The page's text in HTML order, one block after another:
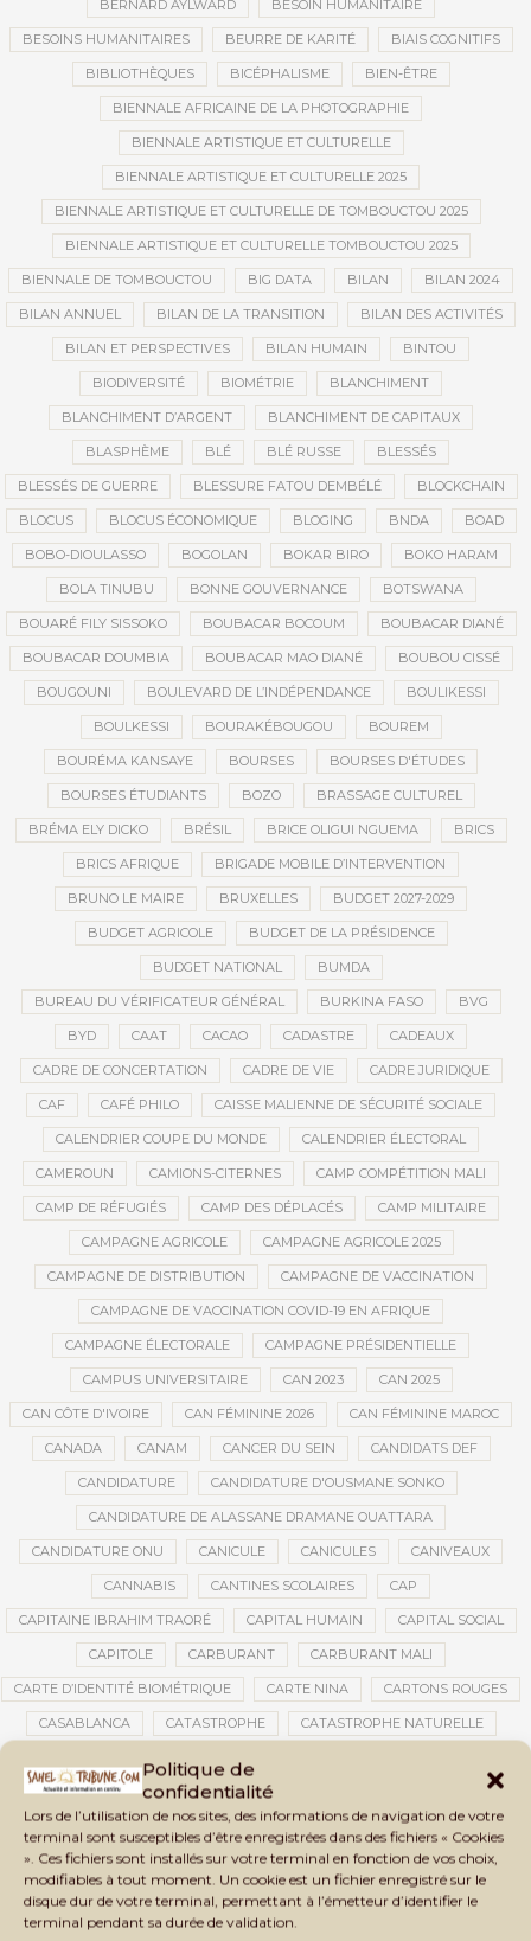
Politique de
confidentialité
Lors de l’utilisation de nos sites, des informations de navigation de votre
terminal sont susceptibles d’être enregistrées dans des fichiers « Cookies
». Ces fichiers sont installés sur votre terminal en fonction de vos choix,
modifiables à tout moment. Un cookie est un fichier enregistré sur le
disque dur de votre terminal, permettant à l’émetteur d’identifier le
terminal pendant sa durée de validation.
BERNARD AYLWARD BESOIN HUMANITAIRE
BESOINS HUMANITAIRES BEURRE DE KARITÉ BIAIS COGNITIFS
BIBLIOTHÈQUES BICÉPHALISME BIEN-ÊTRE
BIENNALE AFRICAINE DE LA PHOTOGRAPHIE
BIENNALE ARTISTIQUE ET CULTURELLE
BIENNALE ARTISTIQUE ET CULTURELLE 2025
BIENNALE ARTISTIQUE ET CULTURELLE DE TOMBOUCTOU 2025
BIENNALE ARTISTIQUE ET CULTURELLE TOMBOUCTOU 2025
BIENNALE DE TOMBOUCTOU BIG DATA BILAN BILAN 2024
BILAN ANNUEL BILAN DE LA TRANSITION BILAN DES ACTIVITÉS
BILAN ET PERSPECTIVES BILAN HUMAIN BINTOU
BIODIVERSITÉ BIOMÉTRIE BLANCHIMENT
BLANCHIMENT D’ARGENT BLANCHIMENT DE CAPITAUX
BLASPHÈME BLÉ BLÉ RUSSE BLESSÉS
BLESSÉS DE GUERRE BLESSURE FATOU DEMBÉLÉ BLOCKCHAIN
BLOCUS BLOCUS ÉCONOMIQUE BLOGING BNDA BOAD
BOBO-DIOULASSO BOGOLAN BOKAR BIRO BOKO HARAM
BOLA TINUBU BONNE GOUVERNANCE BOTSWANA
BOUARÉ FILY SISSOKO BOUBACAR BOCOUM BOUBACAR DIANÉ
BOUBACAR DOUMBIA BOUBACAR MAO DIANÉ BOUBOU CISSÉ
BOUGOUNI BOULEVARD DE L’INDÉPENDANCE BOULIKESSI
BOULKESSI BOURAKÉBOUGOU BOUREM
BOURÉMA KANSAYE BOURSES BOURSES D'ÉTUDES
BOURSES ÉTUDIANTS BOZO BRASSAGE CULTUREL
BRÉMA ELY DICKO BRÉSIL BRICE OLIGUI NGUEMA BRICS
BRICS AFRIQUE BRIGADE MOBILE D’INTERVENTION
BRUNO LE MAIRE BRUXELLES BUDGET 2027-2029
BUDGET AGRICOLE BUDGET DE LA PRÉSIDENCE
BUDGET NATIONAL BUMDA
BUREAU DU VÉRIFICATEUR GÉNÉRAL BURKINA FASO BVG
BYD CAAT CACAO CADASTRE CADEAUX
CADRE DE CONCERTATION CADRE DE VIE CADRE JURIDIQUE
CAF CAFÉ PHILO CAISSE MALIENNE DE SÉCURITÉ SOCIALE
CALENDRIER COUPE DU MONDE CALENDRIER ÉLECTORAL
CAMEROUN CAMIONS-CITERNES CAMP COMPÉTITION MALI
CAMP DE RÉFUGIÉS CAMP DES DÉPLACÉS CAMP MILITAIRE
CAMPAGNE AGRICOLE CAMPAGNE AGRICOLE 2025
CAMPAGNE DE DISTRIBUTION CAMPAGNE DE VACCINATION
CAMPAGNE DE VACCINATION COVID-19 EN AFRIQUE
CAMPAGNE ÉLECTORALE CAMPAGNE PRÉSIDENTIELLE
CAMPUS UNIVERSITAIRE CAN 2023 CAN 2025
CAN CÔTE D'IVOIRE CAN FÉMININE 2026 CAN FÉMININE MAROC
CANADA CANAM CANCER DU SEIN CANDIDATS DEF
CANDIDATURE CANDIDATURE D'OUSMANE SONKO
CANDIDATURE DE ALASSANE DRAMANE OUATTARA
CANDIDATURE ONU CANICULE CANICULES CANIVEAUX
CANNABIS CANTINES SCOLAIRES CAP
CAPITAINE IBRAHIM TRAORÉ CAPITAL HUMAIN CAPITAL SOCIAL
CAPITOLE CARBURANT CARBURANT MALI
CARTE D’IDENTITÉ BIOMÉTRIQUE CARTE NINA CARTONS ROUGES
CASABLANCA CATASTROPHE CATASTROPHE NATURELLE
CAUTION 10 000 DOLLARS CAUTION DE VISA CECOGEC
CÉDÉAO CEDEAO CEI CÉLÉBRATION NATIONALE CEMAC
CEMAPI CEN-SNESUP CENOU CENSURE
CENTRAFRIQUE CENTRALE SOLAIRE
CENTRALE SOLAIRE DE SANANKOROBA